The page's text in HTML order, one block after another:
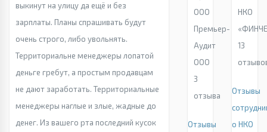
выкинут на улицу да ещё и без
зарплаты. Планы спрашивать будут
очень строго, либо увольнять.
Территориальне менеджеры лопатой
деньге гребут, а простым продавцам
не дают заработать. Территориальные
менеджеры наглые и злые, жадные до
денег. Из вашего рта последний кусок
Премьер-
Аудит
ООО
3
отзыва
Отзывы
НКО
13
Отзывы
о НКО